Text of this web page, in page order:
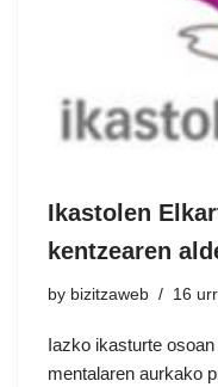
Ikastolen
kentzearen
by bizitzaweb 16
Iazko ikasturte
mentalaren aurkako